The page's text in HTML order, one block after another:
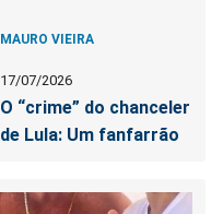
MAURO VIEIRA
17/07/2026
O “crime” do chanceler
de Lula: Um fanfarrão